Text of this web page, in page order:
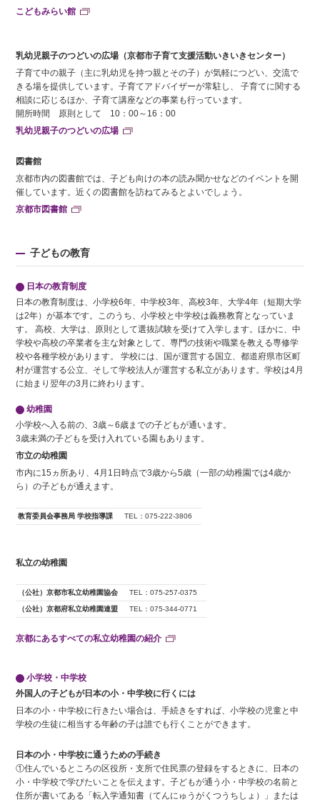
こどもみらい館
乳幼児親子のつどいの広場（京都市子育て支援活動いきいきセンター）
子育て中の親子（主に乳幼児を持つ親とその子）が気軽につどい、交流で
きる場を提供しています。子育てアドバイザーが常駐し、 子育てに関する
相談に応じるほか、子育て講座などの事業も行っています。
開所時間 原則として 10：00～16：00
乳幼児親子のつどいの広場
図書館
京都市内の図書館では、子ども向けの本の読み聞かせなどのイベントを開
催しています。近くの図書館を訪ねてみるとよいでしょう。
京都市図書館
子どもの教育
日本の教育制度
日本の教育制度は、小学校6年、中学校3年、高校3年、大学4年（短期大学
は2年）が基本です。このうち、小学校と中学校は義務教育となっていま
す。 高校、大学は、原則として選抜試験を受けて入学します。ほかに、中
学校や高校の卒業者を主な対象として、専門の技術や職業を教える専修学
校や各種学校があります。 学校には、国が運営する国立、都道府県市区町
村が運営する公立、そして学校法人が運営する私立があります。学校は4月
に始まり翌年の3月に終わります。
幼稚園
小学校へ入る前の、3歳～6歳までの子どもが通います。
3歳未満の子どもを受け入れている園もあります。
市立の幼稚園
市内に15ヵ所あり、4月1日時点で3歳から5歳（一部の幼稚園では4歳か
ら）の子どもが通えます。
教育委員会事務局 学校指導課 TEL：075-222-3806
私立の幼稚園
（公社）京都市私立幼稚園協会 TEL：075-257-0375
（公社）京都府私立幼稚園連盟 TEL：075-344-0771
京都にあるすべての私立幼稚園の紹介
小学校・中学校
外国人の子どもが日本の小・中学校に行くには
日本の小・中学校に行きたい場合は、手続きをすれば、小学校の児童と中
学校の生徒に相当する年齢の子は誰でも行くことができます。
日本の小・中学校に通うための手続き
①住んでいるところの区役所・支所で住民票の登録をするときに、日本の
小・中学校で学びたいことを伝えます。子どもが通う小・中学校の名前と
住所が書いてある「転入学通知書（てんにゅうがくつうちしょ）」または